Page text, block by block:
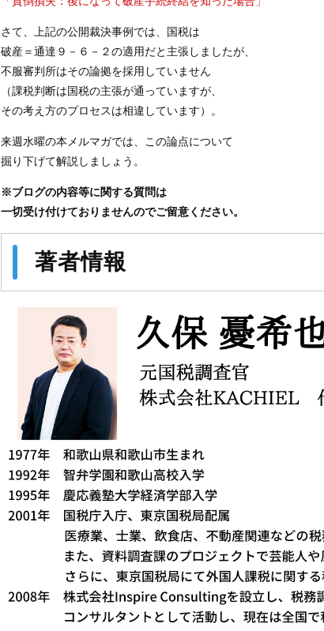
さて、上記の公開裁決事例では、国税は
破産＝通達９－６－２の適用だと主張しましたが、
不服審判所はその論拠を採用していません
（課税判断は国税の主張が通っていますが、
その考え方のプロセスは相違しています）。
来週水曜の本メルマガでは、この論点について
掘り下げて解説しましょう。
※ブログの内容等に関する質問は
一切受け付けておりませんのでご留意ください。
著者情報